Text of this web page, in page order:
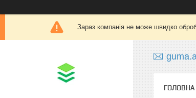
Зараз компанія не може швидко
ГОЛОВНА